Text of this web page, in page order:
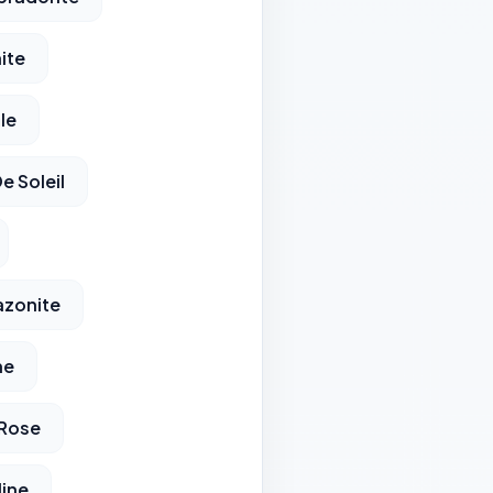
Soleil